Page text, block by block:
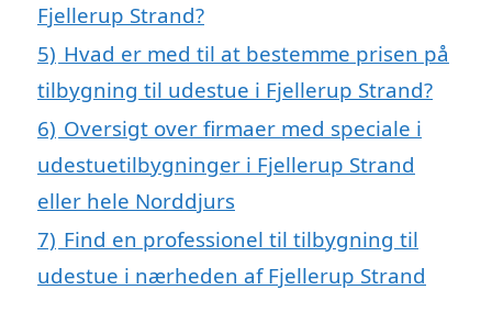
Fjellerup Strand?
5) Hvad er med til at bestemme prisen på
tilbygning til udestue i Fjellerup Strand?
6) Oversigt over firmaer med speciale i
udestuetilbygninger i Fjellerup Strand
eller hele Norddjurs
7) Find en professionel til tilbygning til
udestue i nærheden af Fjellerup Strand